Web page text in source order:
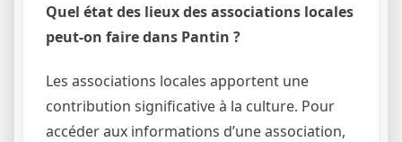
Quel état des lieux des associations locales
peut-on faire dans Pantin ?
Les associations locales apportent une
contribution significative à la culture. Pour
accéder aux informations d’une association,